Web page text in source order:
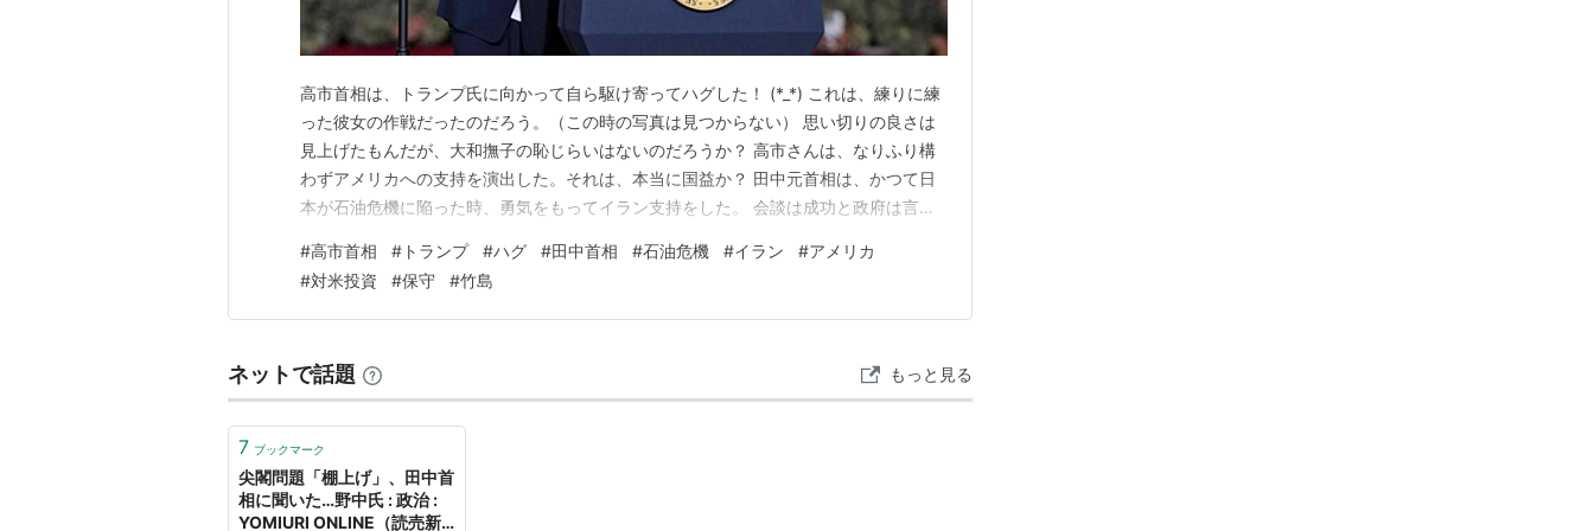
高市首相は、トランプ氏に向かって自ら駆け寄ってハグした！ (*_*) これは、練りに練
った彼女の作戦だったのだろう。（この時の写真は見つからない） 思い切りの良さは
見上げたもんだが、大和撫子の恥じらいはないのだろうか？ 高市さんは、なりふり構
わずアメリカへの支持を演出した。それは、本当に国益か？ 田中元首相は、かつて日
本が石油危機に陥った時、勇気をもってイラン支持をした。 会談は成功と政府は言っ
の再会のような茶番劇の裏に、実は最悪の取り引きがある。 既に約束した87兆円に加
えて、更に加えて13兆円のみかじめ料を払うこ…
#高市首相 # トランプ #ハグ #田中首相 #石油危機 #イラン #アメリカ
#対米投資 #保守 #竹島
ネットで話題 もっと見る
7 ブックマーク
尖閣問題「棚上げ」、田中首
相に聞いた…野中氏 : 政治 :
YOMIURI ONLINE（読売新